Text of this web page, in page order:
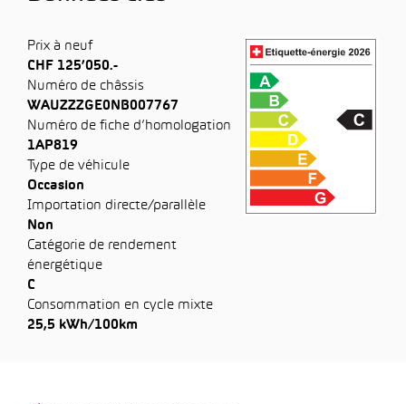
Prix à neuf
CHF 125’050.-
Numéro de châssis
WAUZZZGE0NB007767
Numéro de fiche d’homologation
1AP819
Type de véhicule
Occasion
Importation directe/parallèle
Non
Catégorie de rendement
énergétique
C
Consommation en cycle mixte
25,5 kWh/100km